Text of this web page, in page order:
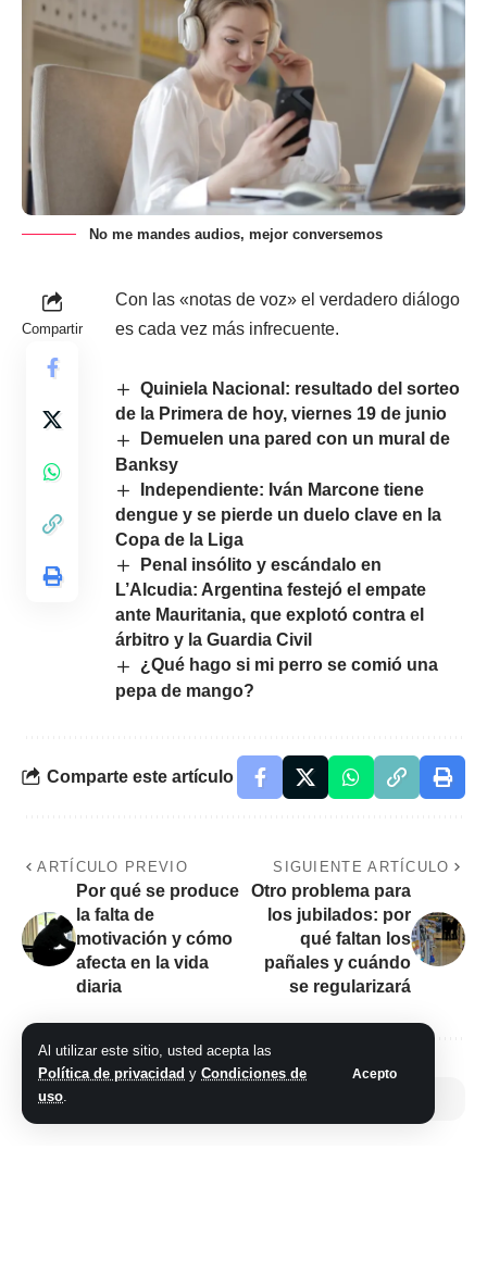
Al utilizar este sitio, usted acepta las
Política de privacidad y Condiciones de
uso.
Acepto
No me mandes audios, mejor conversemos
Compartir
Con las «notas de voz» el verdadero diálogo
es cada vez más infrecuente.
Quiniela Nacional: resultado del sorteo
de la Primera de hoy, viernes 19 de junio
Demuelen una pared con un mural de
Banksy
Independiente: Iván Marcone tiene
dengue y se pierde un duelo clave en la
Copa de la Liga
Penal insólito y escándalo en
L’Alcudia: Argentina festejó el empate
ante Mauritania, que explotó contra el
árbitro y la Guardia Civil
¿Qué hago si mi perro se comió una
pepa de mango?
Comparte este artículo
ARTÍCULO PREVIO
Por qué se produce
la falta de
motivación y cómo
afecta en la vida
diaria
SIGUIENTE ARTÍCULO
Otro problema para
los jubilados: por
qué faltan los
pañales y cuándo
se regularizará